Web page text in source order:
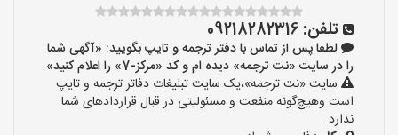
تلفن: 09218282316
لطفا پس از تماس با دفتر ترجمه و تایپ بگویید: «آگهی شما
را در سایت «نت ترجمه» دیده ام و کد «مرکز-7» را اعلام کنید»
سایت «نت ترجمه»،یک سایت تبلیغات دفاتر ترجمه و تایپ
است وهیچ‌گونه منفعت و مسئولیتی در قبال قراردادهای شما
ندارد.